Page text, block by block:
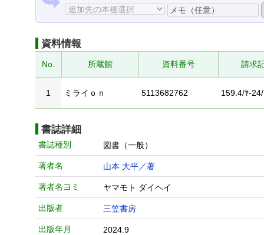
資料情報
No. 所蔵館 資料番号 請求
1 ミライｏｎ 5113682762 159.4/ﾔ-24/
書誌詳細
書誌種別 図書（一般）
著者名 山本 大平／著
著者名ヨミ ヤマモト ダイヘイ
出版者 三笠書房
出版年月 2024.9